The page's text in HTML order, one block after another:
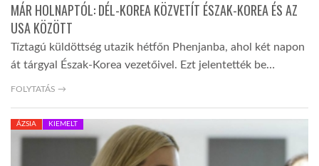
MÁR HOLNAPTÓL: DÉL-KOREA KÖZVETÍT ÉSZAK-KOREA ÉS AZ
USA KÖZÖTT
Tíztagú küldöttség utazik hétfőn Phenjanba, ahol két napon
át tárgyal Észak-Korea vezetőivel. Ezt jelentették be…
FOLYTATÁS →
ÁZSIA KIEMELT